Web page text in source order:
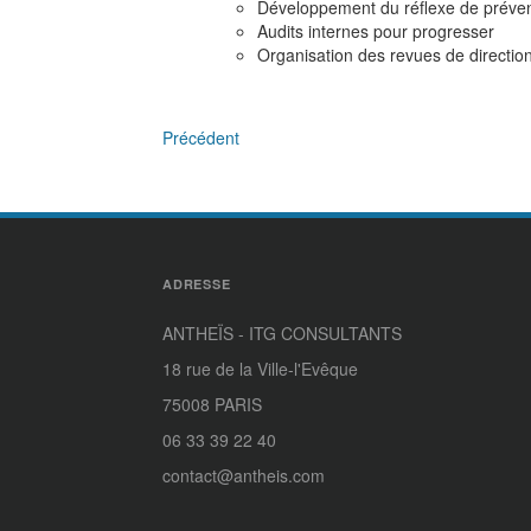
Développement du réflexe de
Audits internes pour progresser
Organisation des revues de
Précédent
ADRESSE
ANTHEÏS - ITG CONSULTANTS
18 rue de la Ville-l'Evêque
75008 PARIS
06 33 39 22 40
contact@antheis.com